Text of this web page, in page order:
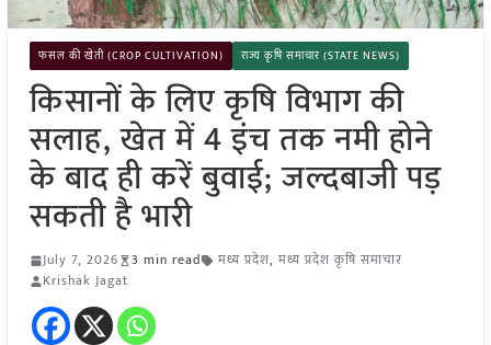
फसल की खेती (CROP CULTIVATION) राज्य कृषि समाचार (STATE NEWS)
किसानों के लिए कृषि विभाग की
सलाह, खेत में 4 इंच तक नमी होने
के बाद ही करें बुवाई; जल्दबाजी पड़
सकती है भारी
July 7, 2026 3 min read मध्य प्रदेश, मध्य प्रदेश कृषि समाचार
Krishak Jagat